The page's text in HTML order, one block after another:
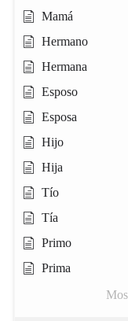
Mamá
Hermano
Hermana
Esposo
Esposa
Hijo
Hija
Tío
Tía
Primo
Prima